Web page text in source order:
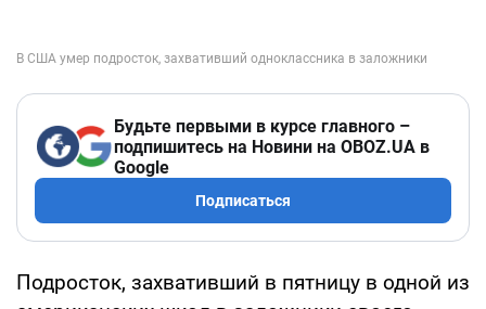
Будьте первыми в курсе главного –
подпишитесь на Новини на OBOZ.UA в
Google
Подписаться
Подросток, захвативший в пятницу в одной из